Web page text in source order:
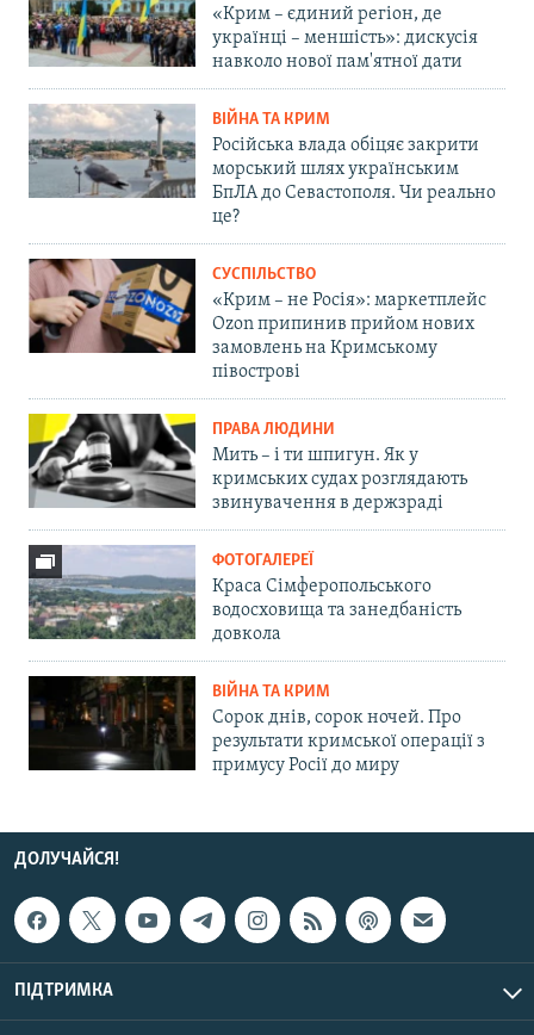
«Крим – єдиний регіон, де
українці – меншість»: дискусія
навколо нової пам'ятної дати
ВІЙНА ТА КРИМ
Російська влада обіцяє закрити
морський шлях українським
БпЛА до Севастополя. Чи реально
це?
СУСПІЛЬСТВО
«Крим – не Росія»: маркетплейс
Ozon припинив прийом нових
замовлень на Кримському
півострові
ПРАВА ЛЮДИНИ
Мить – і ти шпигун. Як у
кримських судах розглядають
звинувачення в держзраді
ФОТОГАЛЕРЕЇ
Краса Сімферопольського
водосховища та занедбаність
довкола
ВІЙНА ТА КРИМ
Сорок днів, сорок ночей. Про
результати кримської операції з
примусу Росії до миру
ДОЛУЧАЙСЯ!
ПІДТРИМКА